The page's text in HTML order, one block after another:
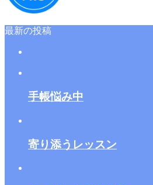
最新の投稿
手帳悩み中
寄り添うレッスン